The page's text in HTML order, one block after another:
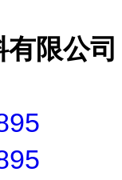
限公司